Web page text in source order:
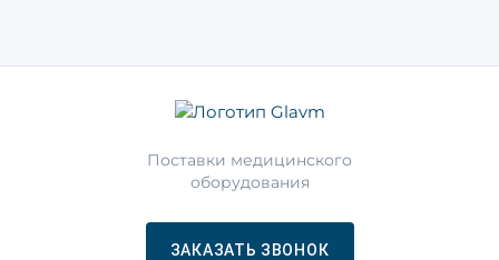
Поставки медицинского
оборудования
ЗАКАЗАТЬ ЗВОНОК